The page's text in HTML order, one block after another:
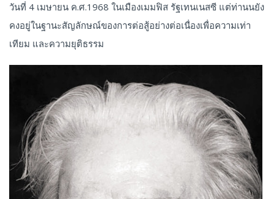
วันที่ 4 เมษายน ค.ศ.1968 ในเมืองเมมฟิส รัฐเทนเนสซี แต่ท่านนยัง
คงอยู่ในฐานะสัญลักษณ์ของการต่อสู้อย่างต่อเนื่องเพื่อความเท่า
เทียม และความยุติธรรม